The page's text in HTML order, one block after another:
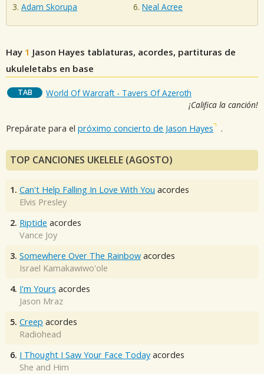
Adam Skorupa
Neal Acree
Hay 1 Jason Hayes tablaturas, acordes, partituras de
ukuleletabs en base
TAB
World Of Warcraft - Tavers Of Azeroth
¡Califica la canción!
Prepárate para el próximo concierto de Jason Hayes .
TOP CANCIONES UKELELE (AGOSTO)
1. Can't Help Falling In Love With You acordes
Elvis Presley
2. Riptide acordes
Vance Joy
3. Somewhere Over The Rainbow acordes
Israel Kamakawiwo'ole
4. I'm Yours acordes
Jason Mraz
5. Creep acordes
Radiohead
6. I Thought I Saw Your Face Today acordes
She and Him